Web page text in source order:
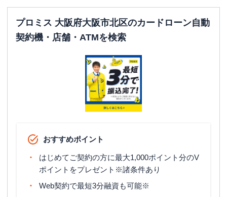
ATM営業時間
平日：07:00-24:00
土曜：07:00-24:00
日祝： 07:00-24:00
✕
大阪府大阪市北区小松原町１番１０号梅
田パルビルＢ１Ｆ
プロミス 大阪府大阪市北区のカードローン自動
契約機・店舗・ATMを検索
おすすめポイント
はじめてご契約の方に最大1,000ポイント分のV
ポイントをプレゼント※諸条件あり
Web契約で最短3分融資も可能※